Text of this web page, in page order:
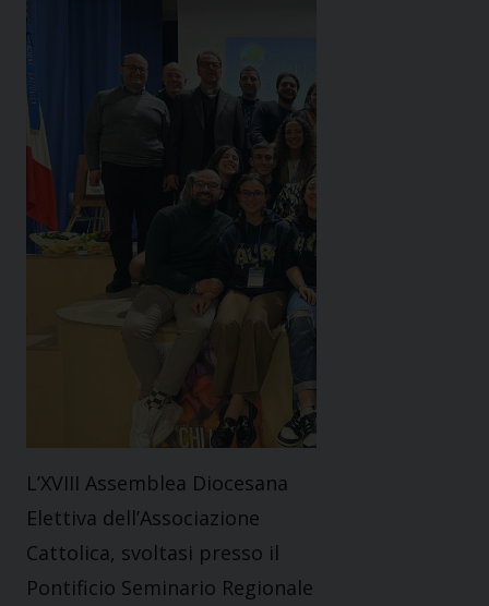
L’XVIII Assemblea Diocesana
Elettiva dell’Associazione
Cattolica, svoltasi presso il
Pontificio Seminario Regionale